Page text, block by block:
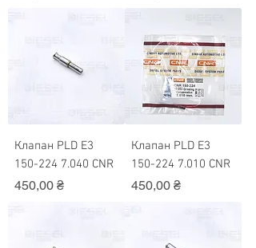
Клапан PLD Е3
150-224 7.040 CNR
Ціна
450,00 ₴
Клапан PLD Е3
150-224 7.010 CNR
Ціна
450,00 ₴